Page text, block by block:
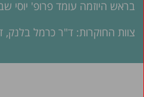
בראש היוזמה עומד פרופ' יוסי
צוות החוקרות: ד"ר כרמל בלנק,